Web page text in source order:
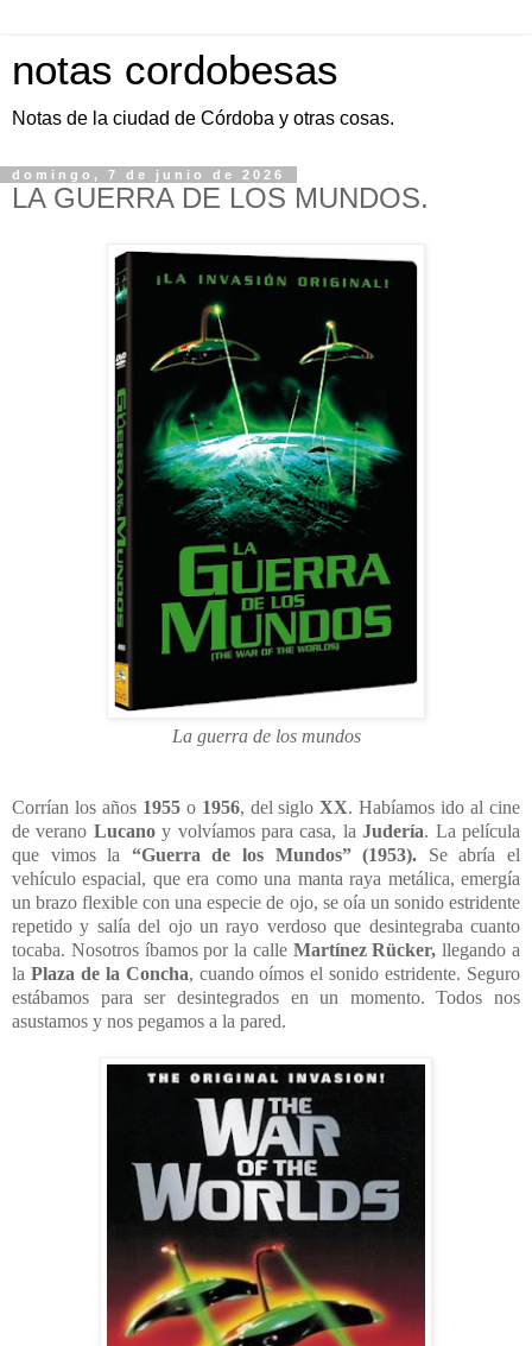
notas cordobesas
Notas de la ciudad de Córdoba y otras cosas.
domingo, 7 de junio de 2026
LA GUERRA DE LOS MUNDOS.
La guerra de los mundos
Corrían los años 1955o 1956, del sigloXX. Habíamos ido al cine
de verano Lucanoy volvíamos para casa, laJudería. La película
que vimos la “Guerra de los Mundos” (1953). Se abría el
vehículo espacial, que era como una manta raya metálica, emergía
un brazo flexible con una especie de ojo, se oía un sonido estridente
repetido y salía del ojo un rayo verdoso que desintegraba cuanto
tocaba. Nosotros íbamos por la calle Martínez Rücker, llegando a
la Plaza de la Concha, cuando oímos el sonido estridente. Seguro
estábamos para ser desintegrados en un momento. Todos nos
asustamos y nos pegamos a la pared.